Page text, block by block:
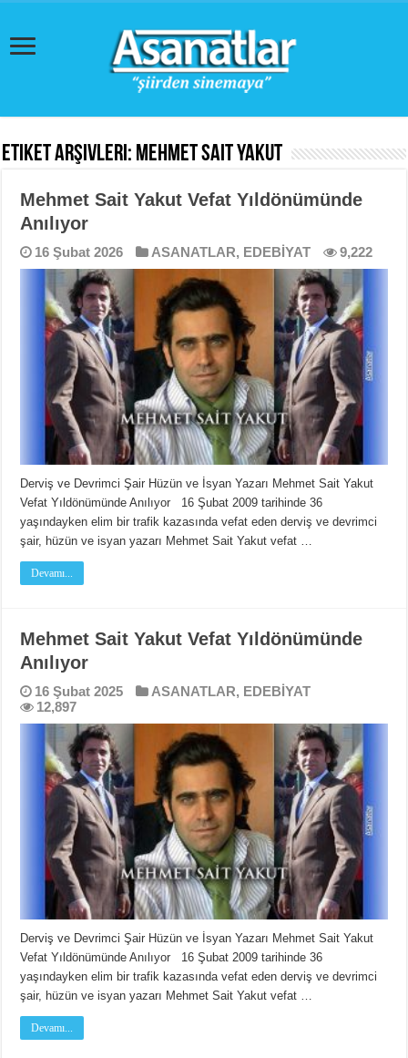
Etiket Arşivleri: Mehmet Sait Yakut
Mehmet Sait Yakut Vefat Yıldönümünde
Anılıyor
16 Şubat 2026 ASANATLAR, EDEBİYAT 9,222
Derviş ve Devrimci Şair Hüzün ve İsyan Yazarı Mehmet Sait Yakut
Vefat Yıldönümünde Anılıyor 16 Şubat 2009 tarihinde 36
yaşındayken elim bir trafik kazasında vefat eden derviş ve devrimci
şair, hüzün ve isyan yazarı Mehmet Sait Yakut vefat …
Devamı...
Mehmet Sait Yakut Vefat Yıldönümünde
Anılıyor
16 Şubat 2025 ASANATLAR, EDEBİYAT
12,897
Derviş ve Devrimci Şair Hüzün ve İsyan Yazarı Mehmet Sait Yakut
Vefat Yıldönümünde Anılıyor 16 Şubat 2009 tarihinde 36
yaşındayken elim bir trafik kazasında vefat eden derviş ve devrimci
şair, hüzün ve isyan yazarı Mehmet Sait Yakut vefat …
Devamı...